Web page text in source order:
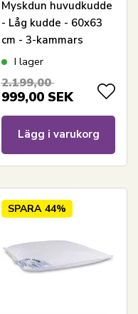
Myskdun huvudkudde
- Låg kudde - 60x63
cm - 3-kammars
dunkudde - Royal By
I lager
2.199,00
999,00 SEK
Lägg i varukorg
SPARA 44%